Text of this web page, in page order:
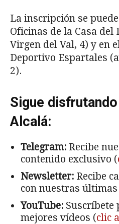
La inscripción se
Oficinas de la Casa del
Virgen del Val, 4) y en
Deportivo Espartales
2).
Sigue
Alcalá:
Telegram: Recibe
contenido exclusivo (
Newsletter: Recibe
con nuestras
YouTube: Suscríbete
mejores vídeos (clic